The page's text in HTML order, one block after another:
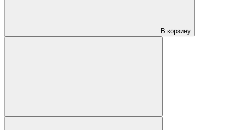
В корзину